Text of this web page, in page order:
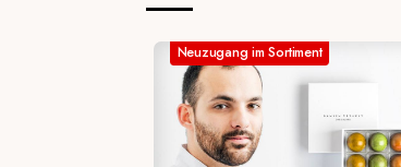
Neuzugang im Sortiment